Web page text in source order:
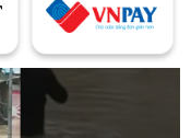
thay thế
mua định